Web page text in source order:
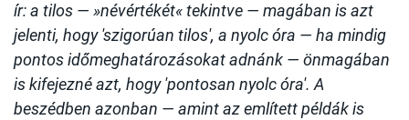
ír: a tilos — »névértékét« tekintve — magában is azt
jelenti, hogy 'szigorúan tilos', a nyolc óra — ha mindig
pontos időmeghatározásokat adnánk — önmagában
is kifejezné azt, hogy 'pontosan nyolc óra'. A
beszédben azonban — amint az említett példák is